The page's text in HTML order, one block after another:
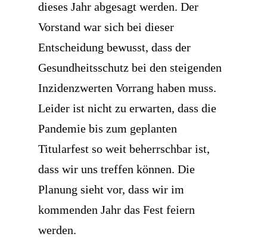
dieses Jahr abgesagt werden. Der
Vorstand war sich bei dieser
Entscheidung bewusst, dass der
Gesundheitsschutz bei den steigenden
Inzidenzwerten Vorrang haben muss.
Leider ist nicht zu erwarten, dass die
Pandemie bis zum geplanten
Titularfest so weit beherrschbar ist,
dass wir uns treffen können. Die
Planung sieht vor, dass wir im
kommenden Jahr das Fest feiern
werden.